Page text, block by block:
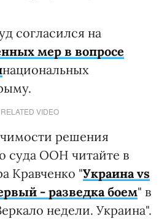
согласился на
мер в вопросе
национальных
RELATED VIDEO
решения
суда ООН читайте в
Кравченко "Украина vs
- разведка боем" в
недели. Украина".